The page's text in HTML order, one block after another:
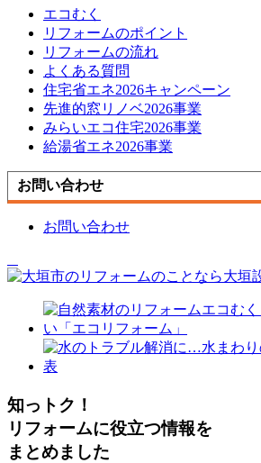
エコむく
リフォームのポイント
リフォームの流れ
よくある質問
住宅省エネ2026キャンペーン
先進的窓リノベ2026事業
みらいエコ住宅2026事業
給湯省エネ2026事業
お問い合わせ
お問い合わせ
知っトク！
リフォームに役立つ情報を
まとめました